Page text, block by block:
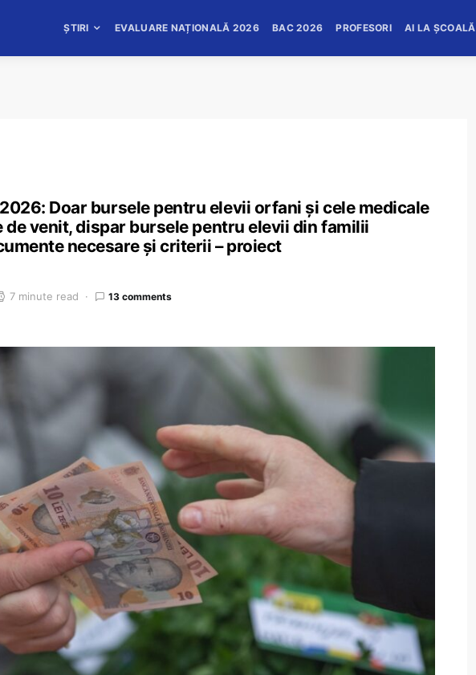
ȘTIRI EVALUARE NAȚIONALĂ 2026 BAC 2026 PROFESORI AI LA ȘCOALĂ
Doar bursele pentru elevii orfani și cele medicale
venit, dispar bursele pentru elevii din familii
necesare și criterii – proiect
7 minute read 13 comments